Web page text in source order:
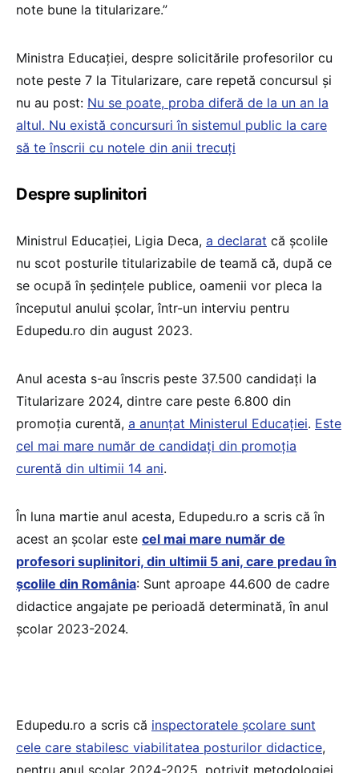
note bune la titularizare.”
Ministra Educației, despre solicitările profesorilor cu
note peste 7 la Titularizare, care repetă concursul și
nu au post: Nu se poate, proba diferă de la un an la
altul. Nu există concursuri în sistemul public la care
să te înscrii cu notele din anii trecuți
Despre suplinitori
Ministrul Educației, Ligia Deca, a declarat că școlile
nu scot posturile titularizabile de teamă că, după ce
se ocupă în ședințele publice, oamenii vor pleca la
începutul anului școlar, într-un interviu pentru
Edupedu.ro din august 2023.
Anul acesta s-au înscris peste 37.500 candidați la
Titularizare 2024, dintre care peste 6.800 din
promoția curentă, a anunțat Ministerul Educației. Este
cel mai mare număr de candidați din promoția
curentă din ultimii 14 ani.
În luna martie anul acesta, Edupedu.ro a scris că în
acest an școlar este cel mai mare număr de
profesori suplinitori, din ultimii 5 ani, care predau în
școlile din România: Sunt aproape 44.600 de cadre
didactice angajate pe perioadă determinată, în anul
școlar 2023-2024.
Edupedu.ro a scris că inspectoratele școlare sunt
cele care stabilesc viabilitatea posturilor didactice,
pentru anul școlar 2024-2025, potrivit metodologiei